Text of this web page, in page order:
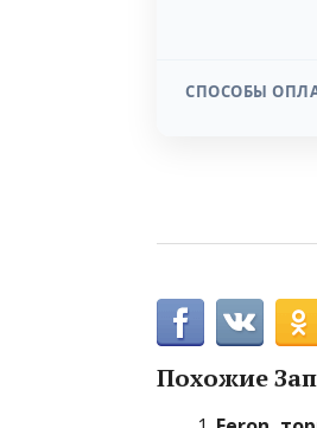
СПОСОБЫ
Похожие